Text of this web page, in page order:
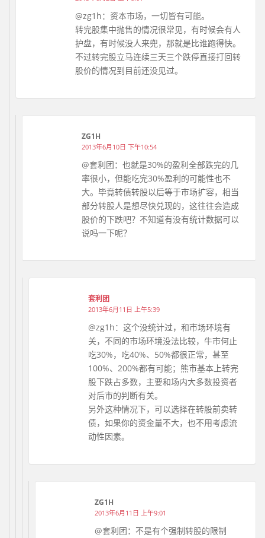
@zg1h：资本市场，一切皆有可能。
转完股集中抛售的情况很常见，有时候会有人
护盘，有时候没人来兜，那就是比谁跑得快。
不过转完股立马连续三天三个跌停直接打回转
股价的情况到目前还没见过。
ZG1H
2013年6月10日 下午10:54
@套利团：也就是30%的盈利全部跌完的几
率很小，但能吃完30%盈利的可能性也不
大。毕竟转债转股以后等于市场扩容，相当
部分转股人是想尽快兑现的，这往往会造成
股价的下跌吧？不知道有没有统计数据可以
说吗一下呢？
套利团
2013年6月11日 上午5:39
@zg1h：这个没统计过，和市场环境有
关，不同的市场环境没法比较，牛市何止
吃30%，吃40%、50%都很正常，甚至
100%、200%都有可能；熊市基本上转完
股下跌占多数，主要和场内大多数投资者
对后市的判断有关。
另外这种情况下，可以选择在转股前卖转
债，如果你的资金量不大，也不用考虑流
动性因素。
ZG1H
2013年6月11日 上午9:01
@套利团：不是有个强制转股的限制